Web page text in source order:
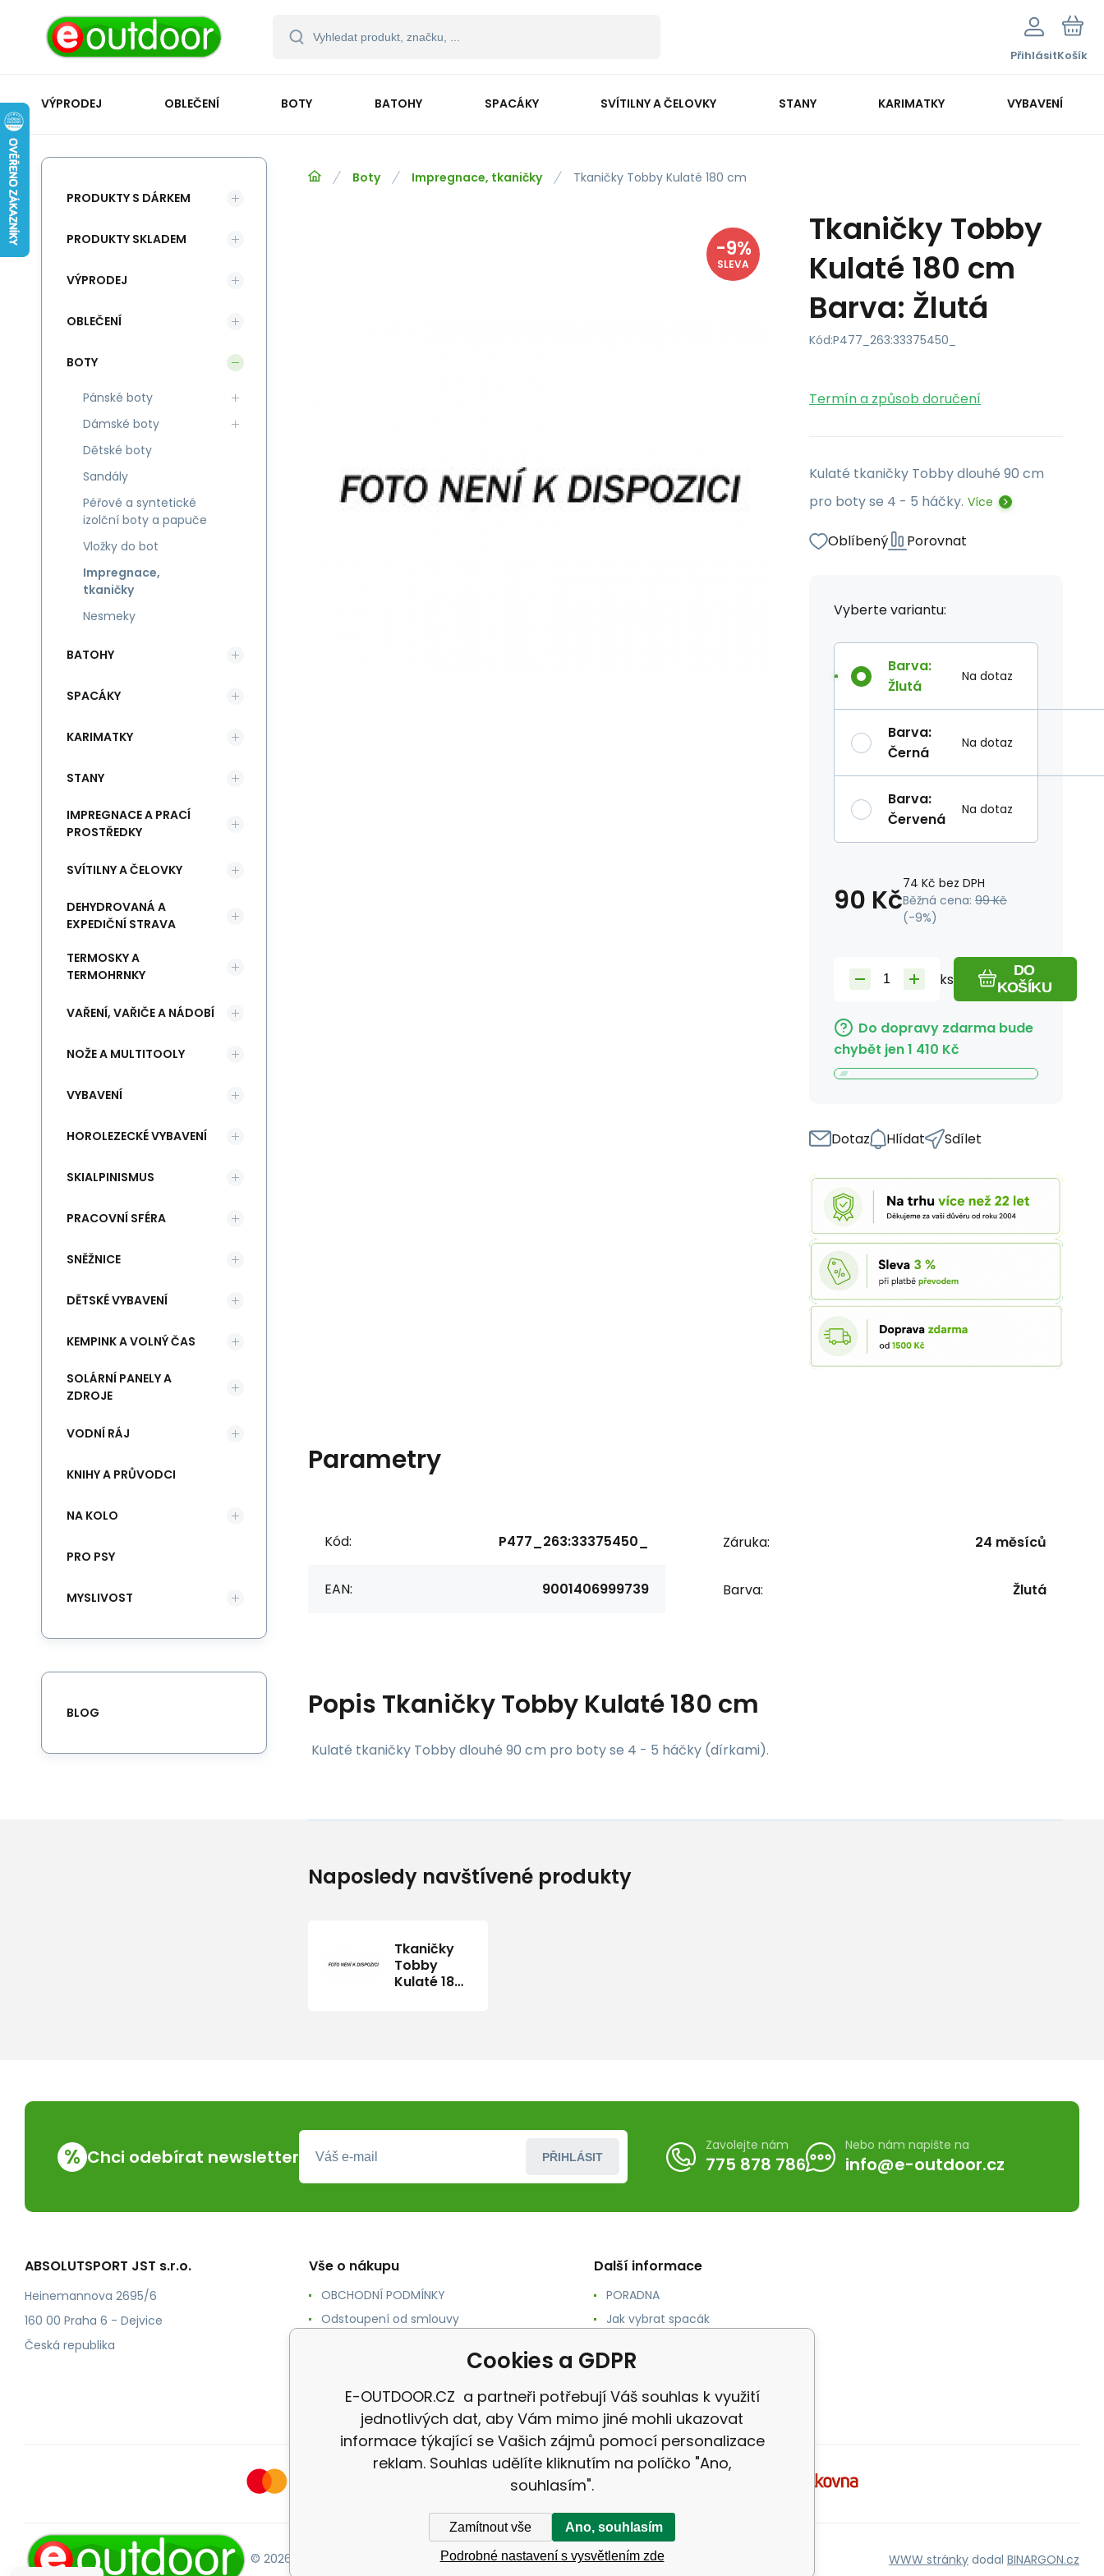
PřihlásitKošík
VÝPRODEJ OBLEČENÍ BOTY BATOHY SPACÁKY SVÍTILNY A ČELOVKY STANY KARIMATKY VYBAVENÍ
Boty Impregnace, tkaničky Tkaničky Tobby Kulaté 180 cm
-9%
SLEVA
Tkaničky Tobby
Kulaté 180 cm
Barva: Žlutá
Kód:P477_263:33375450_
Termín a způsob doručení
Kulaté tkaničky Tobby dlouhé 90 cm
pro boty se 4 - 5 háčky. Více
Oblíbený Porovnat
Vyberte variantu:
Barva:
Žlutá
Na dotaz
Barva:
Černá
Na dotaz
Barva:
Červená
Na dotaz
90 Kč74 Kč bez DPH
Běžná cena: 99 Kč
(-9%)
ks
DO
KOŠÍKU
Do dopravy zdarma bude
chybět jen1 410 Kč
Dotaz Hlídat Sdílet
Parametry
Kód: P477_263:33375450_
EAN: 9001406999739
Záruka: 24 měsíců
Barva: Žlutá
Popis Tkaničky Tobby Kulaté 180 cm
Kulaté tkaničky Tobby dlouhé 90 cm pro boty se 4 - 5 háčky (dírkami).
PRODUKTY S DÁRKEM
PRODUKTY SKLADEM
VÝPRODEJ
OBLEČENÍ
BOTY
Pánské boty
Dámské boty
Dětské boty
Sandály
Péřové a syntetické
izolční boty a papuče
Vložky do bot
Impregnace,
tkaničky
Nesmeky
BATOHY
SPACÁKY
KARIMATKY
STANY
IMPREGNACE A PRACÍ
PROSTŘEDKY
SVÍTILNY A ČELOVKY
DEHYDROVANÁ A
EXPEDIČNÍ STRAVA
TERMOSKY A
TERMOHRNKY
VAŘENÍ, VAŘIČE A NÁDOBÍ
NOŽE A MULTITOOLY
VYBAVENÍ
HOROLEZECKÉ VYBAVENÍ
SKIALPINISMUS
PRACOVNÍ SFÉRA
SNĚŽNICE
DĚTSKÉ VYBAVENÍ
KEMPINK A VOLNÝ ČAS
SOLÁRNÍ PANELY A
ZDROJE
VODNÍ RÁJ
KNIHY A PRŮVODCI
NA KOLO
PRO PSY
MYSLIVOST
BLOG
Naposledy navštívené produkty
Tkaničky
Tobby
Kulaté 180
% Chci odebírat newsletter PŘIHLÁSIT
Zavolejte nám
775 878 786
Nebo nám napište na
info@e-outdoor.cz
ABSOLUTSPORT JST s.r.o.
Heinemannova 2695/6
160 00 Praha 6 - Dejvice
Česká republika
Vše o nákupu
OBCHODNÍ PODMÍNKY
Odstoupení od smlouvy
Ochrana osobních údajů
Další informace
PORADNA
Jak vybrat spacák
Jak vybrat karimatku
Reklamace
© 2026 E-OUTDOOR.CZ | Mapa stránek WWW stránky dodal BINARGON.cz
Cookies a GDPR
E-OUTDOOR.CZ a partneři potřebují Váš souhlas k využití
jednotlivých dat, aby Vám mimo jiné mohli ukazovat
informace týkající se Vašich zájmů pomocí personalizace
reklam. Souhlas udělíte kliknutím na políčko "Ano,
souhlasím".
Zamítnout vše Ano, souhlasím
Podrobné nastavení s vysvětlením zde